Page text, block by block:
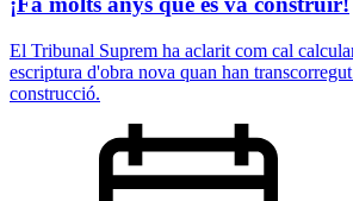
El Tribunal Suprem ha aclarit com cal
escriptura d'obra nova quan han
construcció.